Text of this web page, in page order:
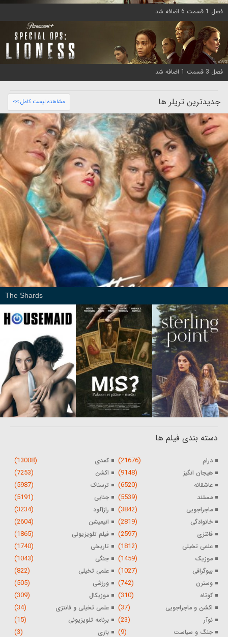
فصل 1 قسمت 6 اضافه شد
فصل 3 قسمت 1 اضافه شد
جدیدترین تریلر ها مشاهده لیست کامل >>
The Shards
دسته بندی فیلم ها
درام (21676) کمدی (13008)
هیجان انگیز (9148) اکشن (7253)
عاشقانه (6520) ترسناک (5987)
مستند (5539) جنایی (5191)
ماجراجویی (3842) رازآلود (3234)
خانوادگی (2819) انیمیشن (2604)
فانتزی (2597) فیلم تلویزیونی (1865)
علمی تخیلی (1812) تاریخی (1740)
موزیک (1459) جنگی (1043)
بیوگرافی (1027) علمی تخیلی (822)
وسترن (742) ورزشی (505)
کوتاه (310) موزیکال (309)
اکشن و ماجراجویی (37) علمی تخیلی و فانتزی (34)
نوآر (23) برنامه تلویزیونی (15)
جنگ و سیاست (9) بازی (3)